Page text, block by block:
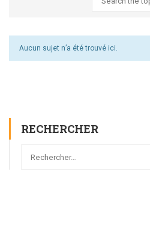
Aucun sujet n’a été trouvé ici.
RECHERCHER